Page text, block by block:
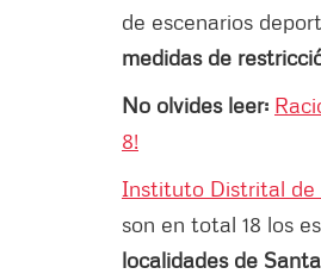
de escenarios
medidas de
No olvides leer:
8!
Instituto Distrital de
son en total 18 los
localidades de